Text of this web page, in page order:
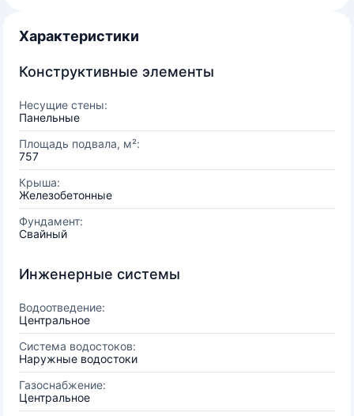
Характеристики
Конструктивные элементы
Несущие стены:
Панельные
Площадь подвала, м²:
757
Крыша:
Железобетонные
Фундамент:
Свайный
Инженерные системы
Водоотведение:
Центральное
Система водостоков:
Наружные водостоки
Газоснабжение:
Центральное